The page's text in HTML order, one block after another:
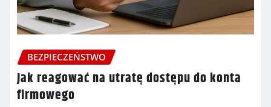
BEZPIECZEŃSTWO
Jak reagować na utratę dostępu do konta
firmowego